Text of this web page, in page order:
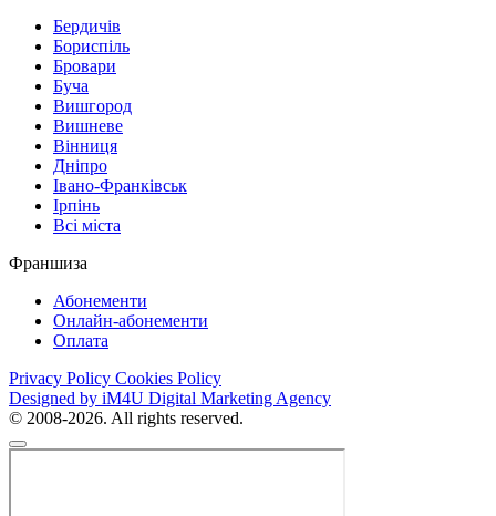
Бердичів
Бориспіль
Бровари
Буча
Вишгород
Вишневе
Вінниця
Дніпро
Івано-Франківськ
Ірпінь
Всі міста
Франшиза
Абонементи
Онлайн-абонементи
Оплата
Privacy Policy Cookies Policy
Designed by iM4U Digital Marketing Agency
© 2008-2026. All rights reserved.